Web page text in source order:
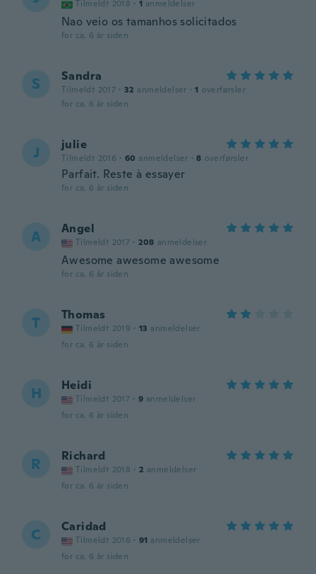
Tilmeldt 2018 · 1 anmeldelser
Nao veio os tamanhos solicitados
for ca. 6 år siden
S Sandra
Tilmeldt 2017 · 32 anmeldelser · 1 overførsler
for ca. 6 år siden
J julie
Tilmeldt 2016 · 60 anmeldelser · 8 overførsler
Parfait. Reste à essayer
for ca. 6 år siden
A Angel
Tilmeldt 2017 · 208 anmeldelser
Awesome awesome awesome
for ca. 6 år siden
T Thomas
Tilmeldt 2019 · 13 anmeldelser
for ca. 6 år siden
H Heidi
Tilmeldt 2017 · 9 anmeldelser
for ca. 6 år siden
R Richard
Tilmeldt 2018 · 2 anmeldelser
for ca. 6 år siden
C Caridad
Tilmeldt 2016 · 91 anmeldelser
for ca. 6 år siden